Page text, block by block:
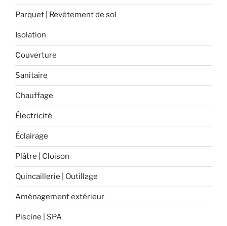
Parquet | Revêtement de sol
Isolation
Couverture
Sanitaire
Chauffage
Électricité
Éclairage
Plâtre | Cloison
Quincaillerie | Outillage
Aménagement extérieur
Piscine | SPA